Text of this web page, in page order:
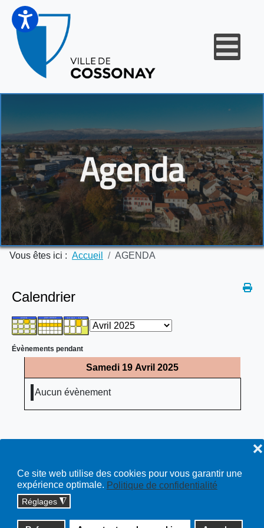
Ce site web utilise des cookies pour vous garantir une
expérience optimale. Politique de confidentialité
Réglages ◮
❌
Agenda
Vous êtes ici : Accueil AGENDA
Calendrier
Évènements pendant
Samedi 19 Avril 2025
Aucun évènement
Copyright © 2026 cossonay.ch - tous droits réservés | site :